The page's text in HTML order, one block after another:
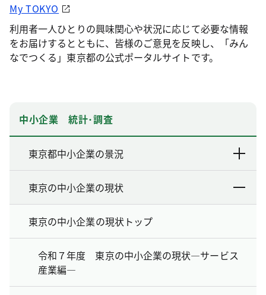
My TOKYO
利用者一人ひとりの興味関心や状況に応じて必要な情報
をお届けするとともに、皆様のご意見を反映し、「みん
なでつくる」東京都の公式ポータルサイトです。
中小企業 統計･調査
東京都中小企業の景況
東京の中小企業の現状
東京の中小企業の現状トップ
令和７年度 東京の中小企業の現状―サービス
産業編―